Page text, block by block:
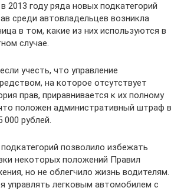
2013 году ряда новых подкатегорий
среди автовладельцев возникла
в том, какие из них используются в
случае.
учесть, что управление
на которое отсутствует
прав, приравнивается к их полному
положен административный штраф в
000 рублей.
позволило избежать
некоторых положений Правил
но не облегчило жизнь водителям.
управлять легковым автомобилем с